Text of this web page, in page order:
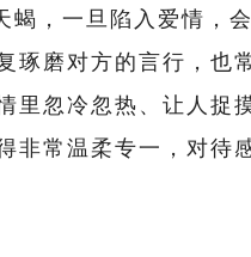
，一旦陷入爱情，
琢磨对方的言行，也
里忽冷忽热、让人捉
非常温柔专一，对待